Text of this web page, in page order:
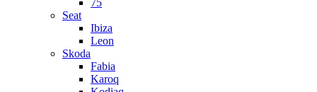
75
Seat
Ibiza
Leon
Skoda
Fabia
Karoq